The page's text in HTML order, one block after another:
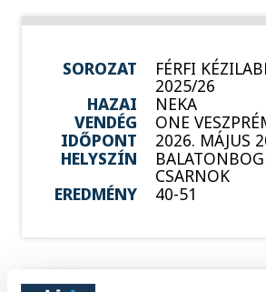
SOROZAT FÉRFI
2025/26
HAZAI
NEKA
VENDÉG
ONE
IDŐPONT
2026. MÁJUS
HELYSZÍN
CSARNOK
EREDMÉNY
40-51